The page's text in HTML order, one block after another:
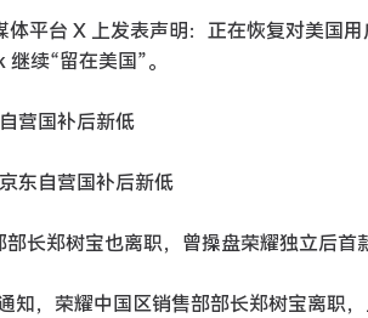
平台 X 上发表声明：正在恢复对美国
续“留在美国”。
营国补后新低
东自营国补后新低
长郑树宝也离职，曾操盘荣耀独立后首
知，荣耀中国区销售部部长郑树宝离职